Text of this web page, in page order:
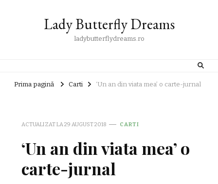
Lady Butterfly Dreams
ladybutterflydreams.ro
Prima pagină Carti ‘Un an din viata mea’ o carte-jurnal
ACTUALIZAT LA 29 AUGUST 2018 CARTI
‘Un an din viata mea’ o
carte-jurnal